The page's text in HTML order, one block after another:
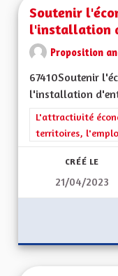
Soutenir
l'installation
Proposition
67410Soutenir
l'installation
Filtrer les
L'attractivité
territoires,
CRÉÉ LE
21/04/2023